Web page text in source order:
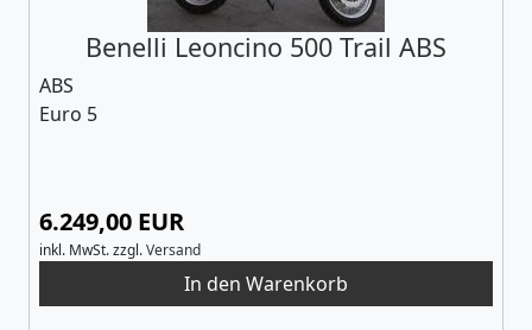
Benelli Leoncino 500 Trail ABS
ABS
Euro 5
6.249,00 EUR
inkl. MwSt.zzgl.Versand